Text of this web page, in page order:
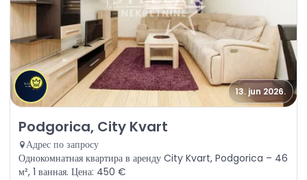
13. jun 2026.
Аренда - Квартира Podgorica, City Kvart
Podgorica, City Kvart
Адрес по запросу
Однокомнатная квартира в аренду City Kvart, Podgorica – 46
м², 1 ванная. Цена: 450 €